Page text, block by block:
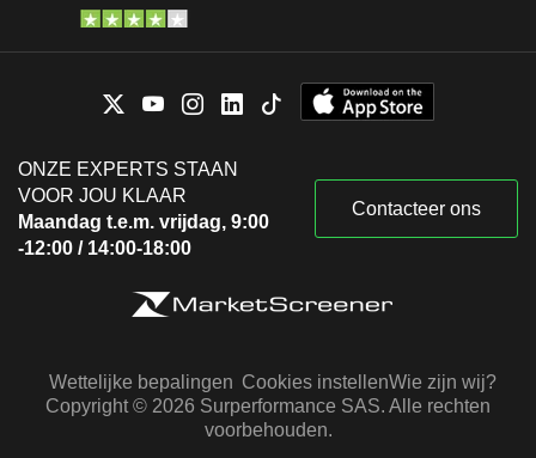
ONZE EXPERTS STAAN
VOOR JOU KLAAR
Maandag t.e.m. vrijdag, 9:00
-12:00 / 14:00-18:00
Contacteer ons
Wettelijke bepalingen Cookies instellenWie zijn wij?
Copyright © 2026 Surperformance SAS. Alle rechten
voorbehouden.